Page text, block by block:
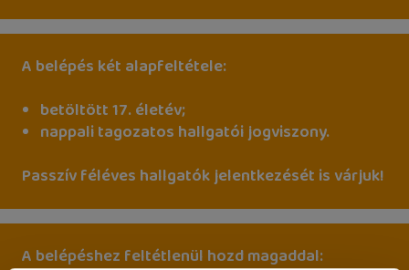
A belépés két alapfeltétele:
betöltött 17. életév;
nappali tagozatos hallgatói jogviszony.
Passzív féléves hallgatók jelentkezését is várjuk!
A belépéshez feltétlenül hozd magaddal: